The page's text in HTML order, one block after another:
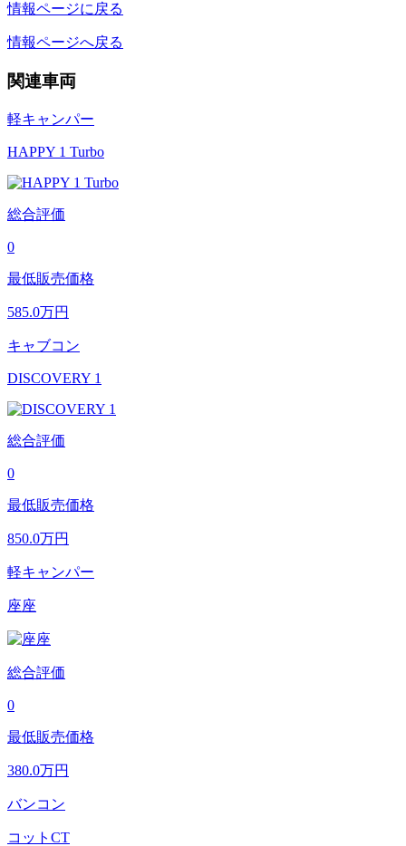
情報ページに戻る
情報ページへ戻る
関連車両
軽キャンパー
HAPPY 1 Turbo
総合評価
0
最低販売価格
585.0万円
キャブコン
DISCOVERY 1
総合評価
0
最低販売価格
850.0万円
軽キャンパー
座座
総合評価
0
最低販売価格
380.0万円
バンコン
コットCT